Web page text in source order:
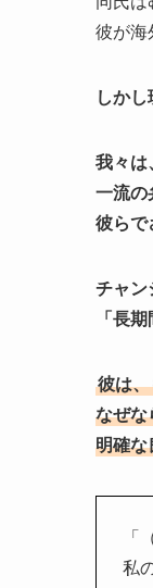
彼が海
しか
我々は
一流の
彼らで
チャン
「長
彼は
なぜな
明確な
「
私